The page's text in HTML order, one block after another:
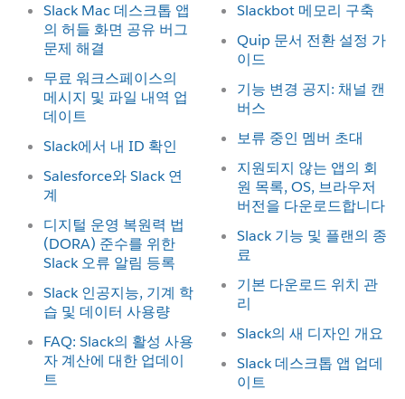
Slack Mac 데스크톱 앱
의 허들 화면 공유 버그
문제 해결
무료 워크스페이스의
메시지 및 파일 내역 업
데이트
Slack에서 내 ID 확인
Salesforce와 Slack 연
계
디지털 운영 복원력 법
(DORA) 준수를 위한
Slack 오류 알림 등록
Slack 인공지능, 기계 학
습 및 데이터 사용량
FAQ: Slack의 활성 사용
자 계산에 대한 업데이
트
Slackbot 메모리 구축
Quip 문서 전환 설정 가
이드
기능 변경 공지: 채널 캔
버스
보류 중인 멤버 초대
지원되지 않는 앱의 회
원 목록, OS, 브라우저
버전을 다운로드합니다
Slack 기능 및 플랜의 종
료
기본 다운로드 위치 관
리
Slack의 새 디자인 개요
Slack 데스크톱 앱 업데
이트